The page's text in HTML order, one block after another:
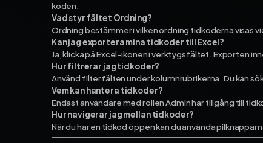
koden.
Vad styr fältet Ordning?
Ordning bestämmer i vilken ordning tidkoderna visas
Kan jag exportera mina tidkoder till Excel?
Ja, klicka på Excel-ikonen i verktygsfältet. Exporten
Hur filtrerar jag tidkoder?
Använd filterfälten under kolumnrubrikerna. Du kan
Vem kan hantera tidkoder?
Endast användare med rollen Admin har tillgång till
Hur navigerar jag mellan tidkoder?
När du har en tidkod öppen kan du använda